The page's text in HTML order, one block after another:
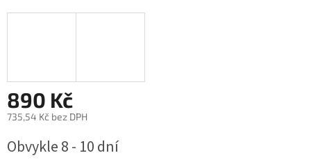
890 Kč
735,54 Kč bez DPH
cena:
Obvykle 8 - 10 dní